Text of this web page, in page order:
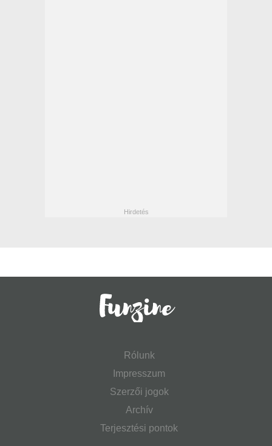
Rólunk
Impresszum
Szerzői jogok
Archív
Terjesztési pontok